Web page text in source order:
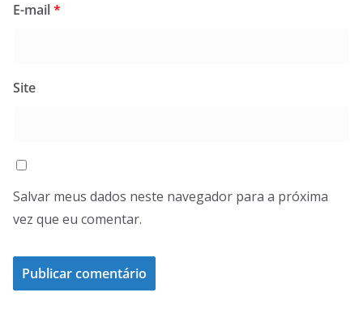
E-mail*
Site
Salvar meus dados neste navegador para a próxima
vez que eu comentar.